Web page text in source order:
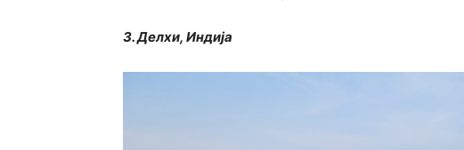
3. Делхи, Индија